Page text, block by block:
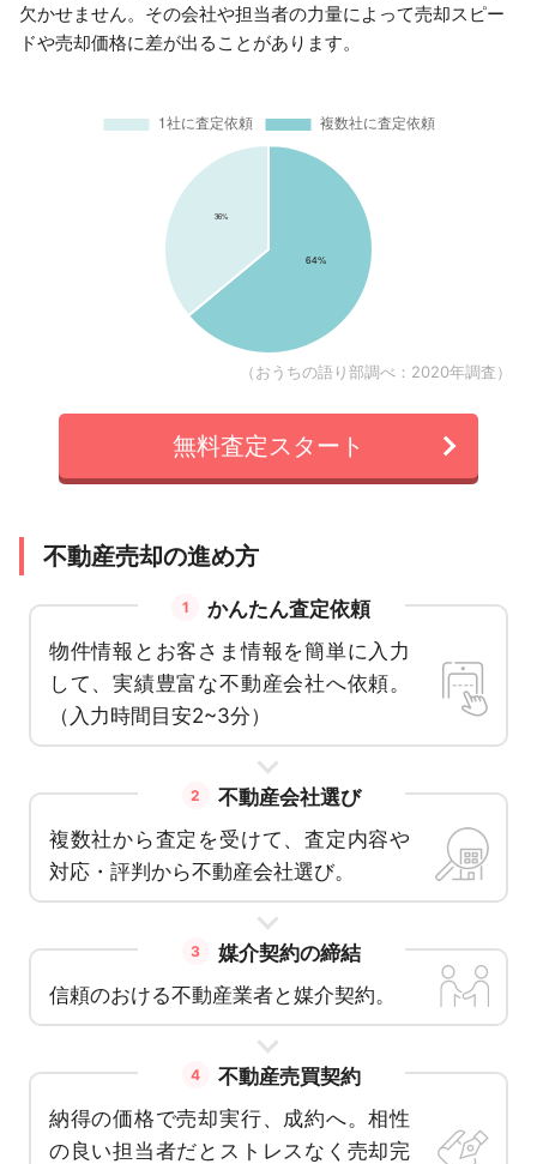
欠かせません。その会社や担当者の力量によって売却スピー
ドや売却価格に差が出ることがあります。
（おうちの語り部調べ：2020年調査）
無料査定スタート
不動産売却の進め方
1
かんたん査定依頼
物件情報とお客さま情報を簡単に入力
して、実績豊富な不動産会社へ依頼。
（入力時間目安2~3分）
2
不動産会社選び
複数社から査定を受けて、査定内容や
対応・評判から不動産会社選び。
3
媒介契約の締結
信頼のおける不動産業者と媒介契約。
4
不動産売買契約
納得の価格で売却実行、成約へ。相性
の良い担当者だとストレスなく売却完